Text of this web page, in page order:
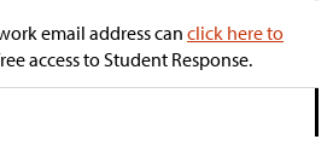
email address can click here to
access to Student Response.